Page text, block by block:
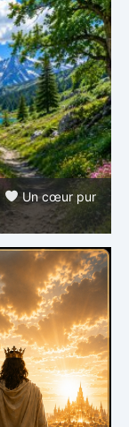
Devenir
l’intérieur